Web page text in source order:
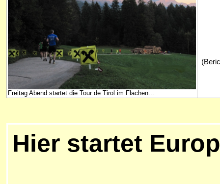
Freitag Abend startet die Tour de Tirol im Flachen...
Hier startet